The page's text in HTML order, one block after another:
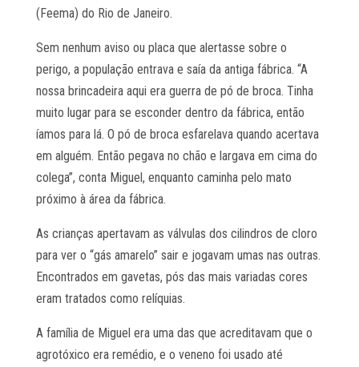
(Feema) do Rio de Janeiro.
Sem nenhum aviso ou placa que alertasse sobre o
perigo, a população entrava e saía da antiga fábrica. “A
nossa brincadeira aqui era guerra de pó de broca. Tinha
muito lugar para se esconder dentro da fábrica, então
íamos para lá. O pó de broca esfarelava quando acertava
em alguém. Então pegava no chão e largava em cima do
colega”, conta Miguel, enquanto caminha pelo mato
próximo à área da fábrica.
As crianças apertavam as válvulas dos cilindros de cloro
para ver o “gás amarelo” sair e jogavam umas nas outras.
Encontrados em gavetas, pós das mais variadas cores
eram tratados como relíquias.
A família de Miguel era uma das que acreditavam que o
agrotóxico era remédio, e o veneno foi usado até